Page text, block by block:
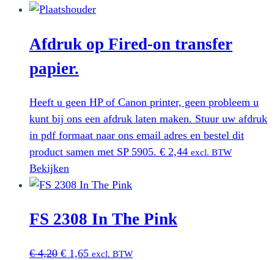
Afdruk op Fired-on transfer
papier.
Heeft u geen HP of Canon printer, geen probleem u
kunt bij ons een afdruk laten maken. Stuur uw afdruk
in pdf formaat naar ons email adres en bestel dit
product samen met SP 5905. € 2,44 excl. BTW
Bekijken
FS 2308 In The Pink
€4,20 Oorspronkelijke
€ 1,65Huidige
excl. BTW